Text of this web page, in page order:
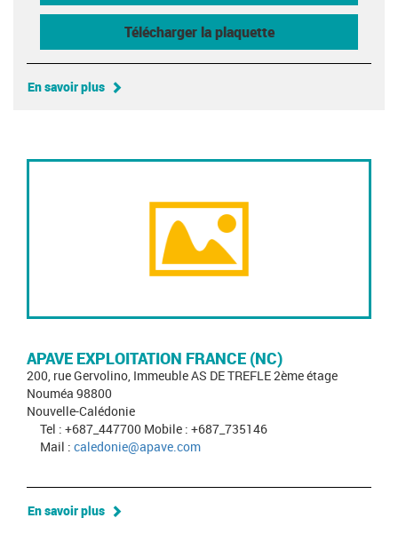
Télécharger la plaquette
En savoir plus
APAVE EXPLOITATION FRANCE (NC)
200, rue Gervolino, Immeuble AS DE TREFLE 2ème étage
Nouméa 98800
Nouvelle-Calédonie
Tel : +687_447700 Mobile : +687_735146
Mail : caledonie@apave.com
En savoir plus